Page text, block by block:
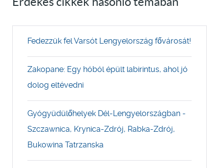
Fedezzük fel Varsót Lengyelország fővárosát!
Zakopane: Egy hóból épült labirintus, ahol jó
dolog eltévedni
Gyógyüdülőhelyek Dél-Lengyelországban -
Szczawnica, Krynica-Zdrój, Rabka-Zdrój,
Bukowina Tatrzanska